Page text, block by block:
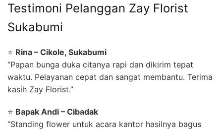
Testimoni Pelanggan Zay Florist
Sukabumi
⭐ Rina – Cikole, Sukabumi
“Papan bunga duka citanya rapi dan dikirim tepat
waktu. Pelayanan cepat dan sangat membantu. Terima
kasih Zay Florist.”
⭐ Bapak Andi – Cibadak
“Standing flower untuk acara kantor hasilnya bagus